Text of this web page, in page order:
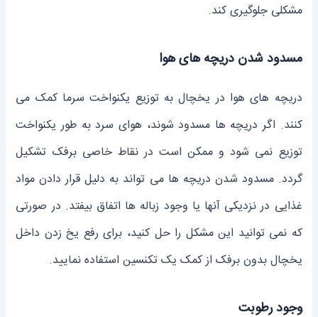
مشکلی جلوگیری کند.
مسدود شدن دریچه‌ های هوا
دریچه ‌های هوا در یخچال به توزیع یکنواخت سرما کمک می
‌کنند. اگر دریچه‌ ها مسدود شوند، هوای سرد به طور یکنواخت
توزیع نمی ‌شود و ممکن است در نقاط خاصی برفک تشکیل
گردد. مسدود شدن دریچه‌ ها می ‌تواند به دلیل قرار دادن مواد
غذایی در نزدیکی آنها یا وجود زباله‌ ها اتفاق بیفتد. در صورتی
که نمی توانید این مشکل را حل کنید، برای رفع یخ زدن داخل
یخچال بدون برفک از کمک یک تکنسین استفاده نمایید.
وجود رطوبت